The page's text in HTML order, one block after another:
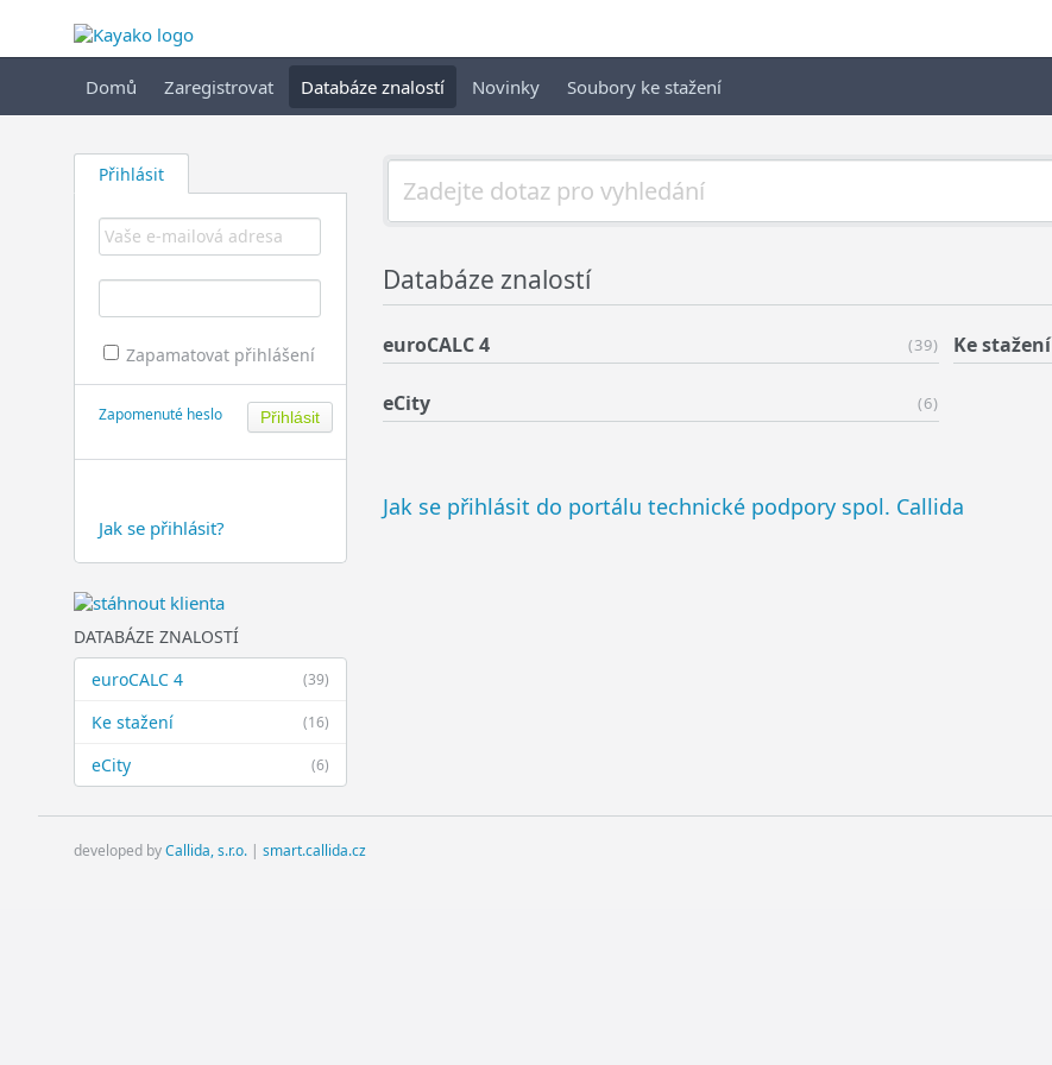
Domů Zaregistrovat Databáze znalostí Novinky Soubory ke stažení
Přihlásit
Zapamatovat přihlášení
Zapomenuté heslo
Jak se přihlásit?
DATABÁZE ZNALOSTÍ
(39)
euroCALC 4
(16)
Ke stažení
(6)
eCity
Databáze znalostí
(39)
euroCALC 4 Ke stažení
(6)
eCity
Jak se přihlásit do portálu technické podpory spol. Callida
developed byCallida, s.r.o. | smart.callida.cz